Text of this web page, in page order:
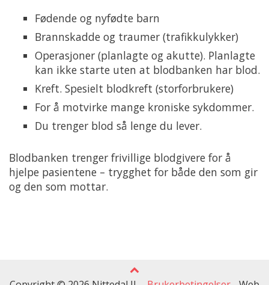
Fødende og nyfødte barn
Brannskadde og traumer (trafikkulykker)
Operasjoner (planlagte og akutte). Planlagte
kan ikke starte uten at blodbanken har blod.
Kreft. Spesielt blodkreft (storforbrukere)
For å motvirke mange kroniske sykdommer.
Du trenger blod så lenge du lever.
Blodbanken trenger frivillige blodgivere for å
hjelpe pasientene – trygghet for både den som gir
og den som mottar.